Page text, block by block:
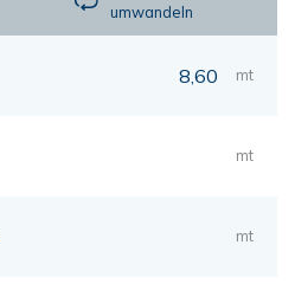
umwandeln
8,60 mt
mt
mt